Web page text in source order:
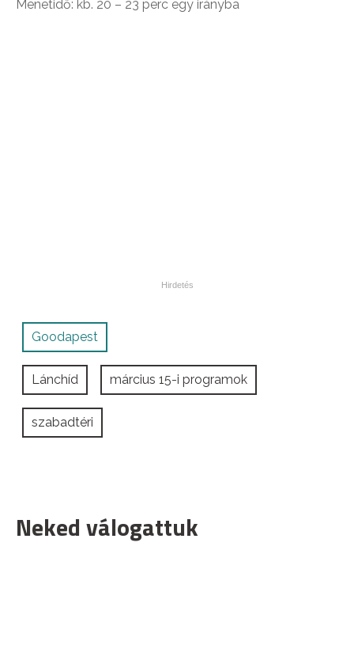
Menetidő: kb. 20 – 23 perc egy irányba
Goodapest
Lánchíd március 15-i programok
szabadtéri
Neked válogattuk